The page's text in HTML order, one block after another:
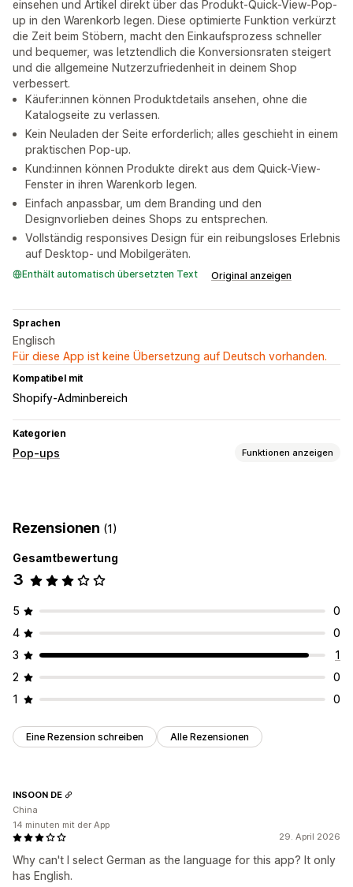
einsehen und Artikel direkt über das Produkt-Quick-View-Pop-
up in den Warenkorb legen. Diese optimierte Funktion verkürzt
die Zeit beim Stöbern, macht den Einkaufsprozess schneller
und bequemer, was letztendlich die Konversionsraten steigert
und die allgemeine Nutzerzufriedenheit in deinem Shop
verbessert.
Käufer:innen können Produktdetails ansehen, ohne die
Katalogseite zu verlassen.
Kein Neuladen der Seite erforderlich; alles geschieht in einem
praktischen Pop-up.
Kund:innen können Produkte direkt aus dem Quick-View-
Fenster in ihren Warenkorb legen.
Einfach anpassbar, um dem Branding und den
Designvorlieben deines Shops zu entsprechen.
Vollständig responsives Design für ein reibungsloses Erlebnis
auf Desktop- und Mobilgeräten.
Enthält automatisch übersetzten Text Original anzeigen
Sprachen
Englisch
Für diese App ist keine Übersetzung auf Deutsch vorhanden.
Kompatibel mit
Shopify-Adminbereich
Kategorien
Pop-ups Funktionen anzeigen
Rezensionen (1)
Gesamtbewertung
3
5
0
4
0
3
1
2
0
1
0
Eine Rezension schreiben Alle Rezensionen
29. April 2026
Why can't I select German as the language for this app? It only
has English.
INSOON DE
China
14 minuten mit der App